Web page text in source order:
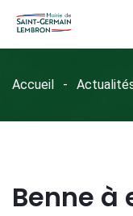
Accueil
Benne